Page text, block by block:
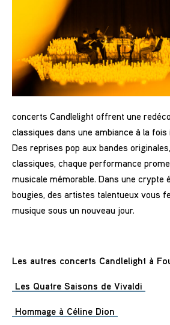
concerts Candlelight offrent une
classiques dans une ambiance à la
Des reprises pop aux bandes
classiques, chaque performance
musicale mémorable. Dans une crypte
bougies, des artistes talentueux vous
musique sous un nouveau jour.
Les autres concerts Candlelight à
Les Quatre Saisons de Vivaldi
Hommage à Céline Dion